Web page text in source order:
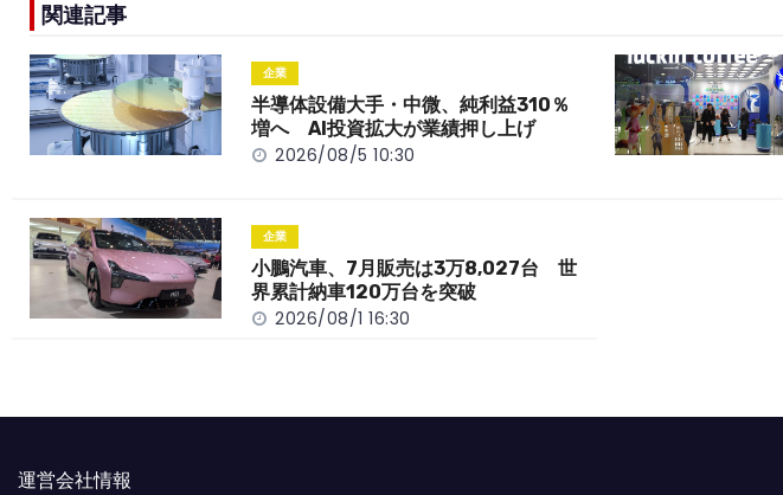
o
o
k
k
関連記事
企業
半導体設備大手・中微、純利益310％
増へ AI投資拡大が業績押し上げ
2026/08/5 10:30
企業
小鵬汽車、7月販売は3万8,027台 世
界累計納車120万台を突破
2026/08/1 16:30
運営会社情報